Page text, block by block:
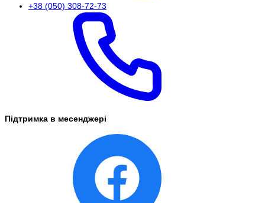
+38 (050) 308-72-73
Підтримка в месенджері